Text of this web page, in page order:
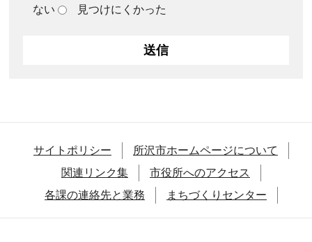
ない
見つけにくかった
サイトポリシー
所沢市ホームページについて
関連リンク集
市役所へのアクセス
各課の連絡先と業務
まちづくりセンター